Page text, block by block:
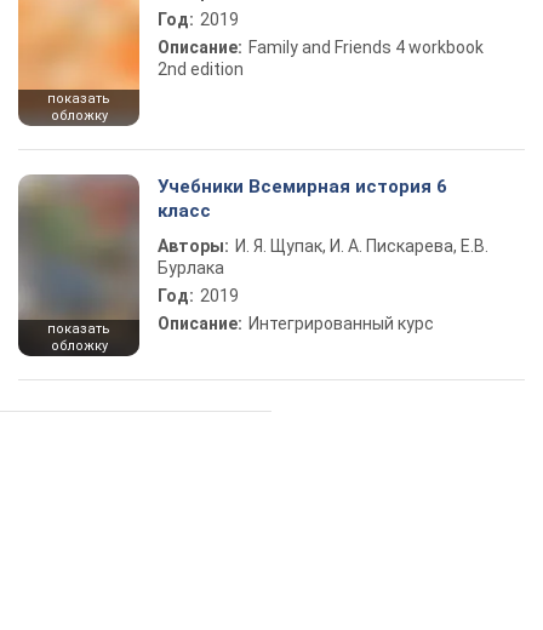
показать
обложку
Год: 2019
Описание: Family and Friends 4 workbook
2nd edition
показать
обложку
Учебники Всемирная история 6
класс
Авторы: И. Я. Щупак, И. А. Пискарева, Е.В.
Бурлака
Год: 2019
Описание: Интегрированный курс